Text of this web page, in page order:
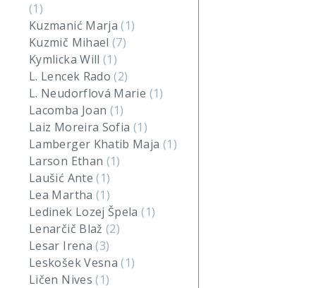
(1)
Kuzmanić Marja(1)
Kuzmič Mihael(7)
Kymlicka Will(1)
L. Lencek Rado(2)
L. Neudorflová Marie (1)
Lacomba Joan (1)
Laiz Moreira Sofia (1)
Lamberger Khatib Maja (1)
Larson Ethan (1)
Laušić Ante(1)
Lea Martha (1)
Ledinek Lozej Špela(1)
Lenarčič Blaž(2)
Lesar Irena(3)
Leskošek Vesna(1)
Ličen Nives(1)